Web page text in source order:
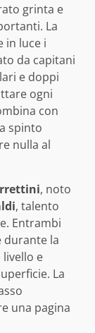
grinta e
La
in luce i
da capitani
e doppi
ogni
con
spinto
nulla al
, noto
, talento
Entrambi
durante la
e
La
una pagina